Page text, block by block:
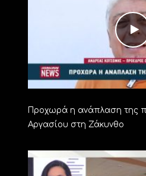
Προχωρά η ανάπλαση της
Αργασίου στη Ζάκυνθο